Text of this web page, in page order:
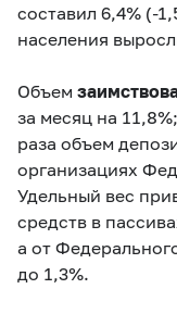
составил 6,4% (-
населения
Объем
за месяц на
раза объем
организациях
Удельный вес
средств в
а от
до 1,3%.